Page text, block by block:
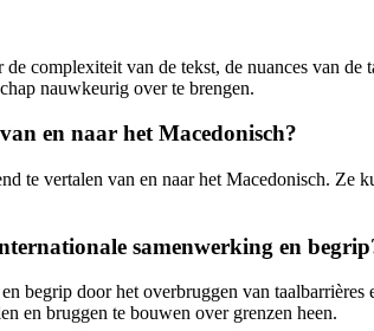
complexiteit van de tekst, de nuances van de
nauwkeurig over te brengen.
en naar het Macedonisch?
te vertalen van en naar het Macedonisch. Ze
samenwerking en
begrip door het overbruggen van taalbarrières
en bruggen te bouwen over grenzen heen.